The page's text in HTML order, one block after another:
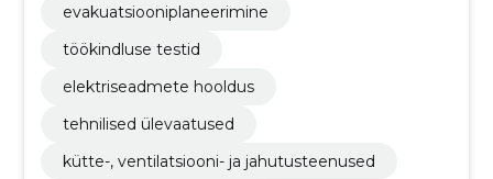
evakuatsiooniplaneerimine
töökindluse testid
elektriseadmete hooldus
tehnilised ülevaatused
kütte-, ventilatsiooni- ja jahutusteenused